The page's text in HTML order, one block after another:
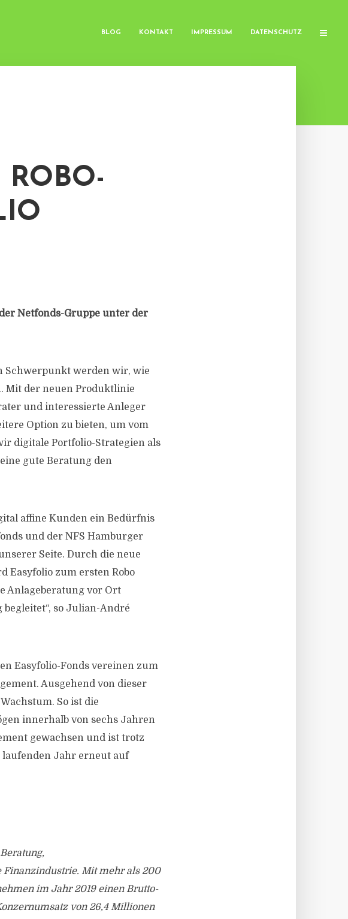
BLOG KONTAKT IMPRESSUM DATENSCHUTZ
Netfonds-Gruppe unter der
Schwerpunkt werden wir, wie
Mit der neuen Produktlinie
und interessierte Anleger
Option zu bieten, um vom
digitale Portfolio-Strategien als
gute Beratung den
affine Kunden ein Bedürfnis
und der NFS Hamburger
Seite. Durch die neue
Easyfolio zum ersten Robo
Anlageberatung vor Ort
so Julian-André
Easyfolio-Fonds vereinen zum
Ausgehend von dieser
So ist die
innerhalb von sechs Jahren
gewachsen und ist trotz
Jahr erneut auf
Mit mehr als 200
im Jahr 2019 einen Brutto-
von 26,4 Millionen